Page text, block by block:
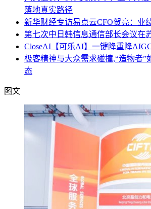
落地真实路径
新华财经专访易点云CFO贺亮：业
第七次中日韩信息通信部长会议在
CloseAI【可乐AI】一键降重降
极客精神与大众需求碰撞,“造物者”
态
图文